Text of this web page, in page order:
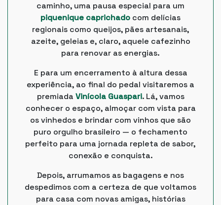
caminho, uma pausa especial para um
piquenique caprichado com delícias
regionais como queijos, pães artesanais,
azeite, geleias e, claro, aquele cafezinho
para renovar as energias.
E para um encerramento à altura dessa
experiência, ao final do pedal visitaremos a
premiada Vinícola Guaspari. Lá, vamos
conhecer o espaço, almoçar com vista para
os vinhedos e brindar com vinhos que são
puro orgulho brasileiro — o fechamento
perfeito para uma jornada repleta de sabor,
conexão e conquista.
Depois, arrumamos as bagagens e nos
despedimos com a certeza de que voltamos
para casa com novas amigas, histórias